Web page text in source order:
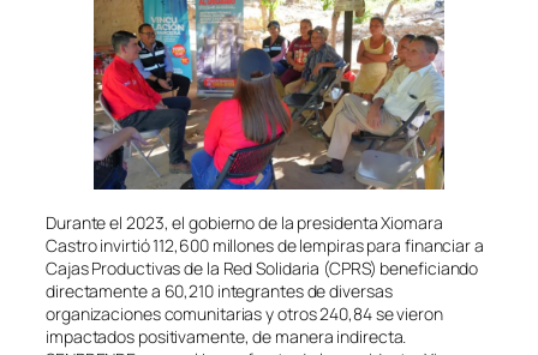
Durante el 2023, el gobierno de la presidenta Xiomara
Castro invirtió 112,600 millones de lempiras para financiar a
Cajas Productivas de la Red Solidaria (CPRS) beneficiando
directamente a 60,210 integrantes de diversas
organizaciones comunitarias y otros 240,84 se vieron
impactados positivamente, de manera indirecta.